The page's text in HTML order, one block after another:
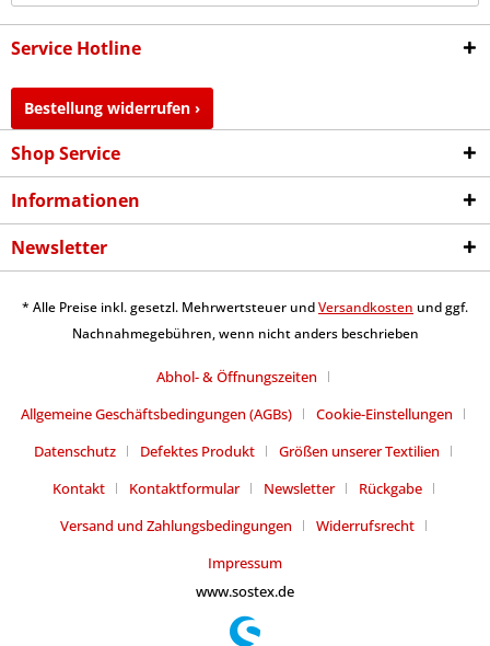
Service Hotline
Bestellung widerrufen ›
Shop Service
Informationen
Newsletter
* Alle Preise inkl. gesetzl. Mehrwertsteuer undVersandkosten und ggf.
Nachnahmegebühren, wenn nicht anders beschrieben
Abhol- & Öffnungszeiten
Allgemeine Geschäftsbedingungen (AGBs)
Cookie-Einstellungen
Datenschutz
Defektes Produkt
Größen unserer Textilien
Kontakt
Kontaktformular Newsletter
Rückgabe
Versand und Zahlungsbedingungen
Widerrufsrecht
Impressum
www.sostex.de